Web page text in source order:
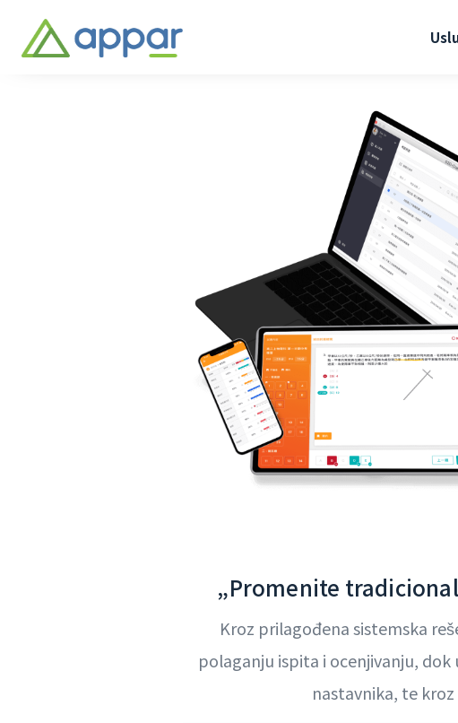
„Promenite
Kroz prilagođena sistemska
polaganju ispita i ocenjivanju,
nastavnika, te